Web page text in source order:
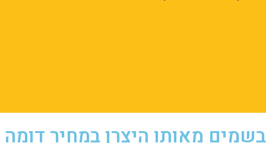
מאותו היצרן במחיר דומה